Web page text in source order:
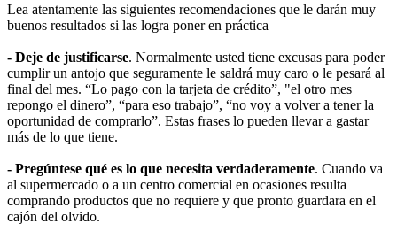
Lea atentamente las siguientes recomendaciones que le darán muy
buenos resultados si las logra poner en práctica
- Deje de justificarse. Normalmente usted tiene excusas para poder
cumplir un antojo que seguramente le saldrá muy caro o le pesará al
final del mes. “Lo pago con la tarjeta de crédito”, "el otro mes
repongo el dinero”, “para eso trabajo”, “no voy a volver a tener la
oportunidad de comprarlo”. Estas frases lo pueden llevar a gastar
más de lo que tiene.
- Pregúntese qué es lo que necesita verdaderamente. Cuando va
al supermercado o a un centro comercial en ocasiones resulta
comprando productos que no requiere y que pronto guardara en el
cajón del olvido.